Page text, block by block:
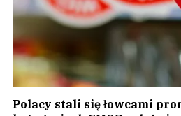
Polacy stali się łowcami